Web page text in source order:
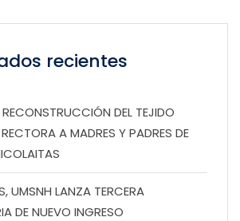
recientes
DEL TEJIDO
A MADRES Y PADRES DE
UMSNH LANZA TERCERA
DE NUEVO INGRESO